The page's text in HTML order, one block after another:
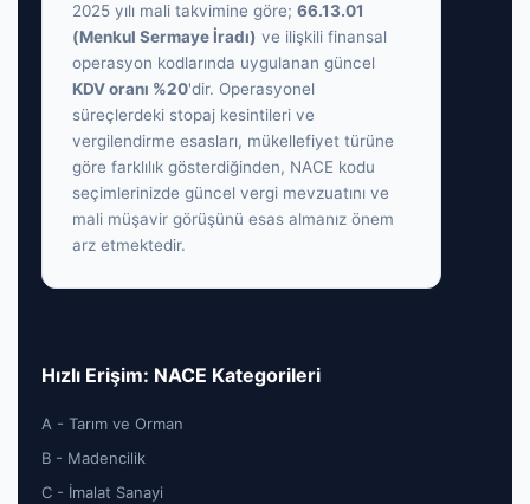
2025 yılı mali takvimine göre; 66.13.01
(Menkul Sermaye İradı) ve ilişkili finansal
operasyon kodlarında uygulanan güncel
KDV oranı %20'dir. Operasyonel
süreçlerdeki stopaj kesintileri ve
vergilendirme esasları, mükellefiyet türüne
göre farklılık gösterdiğinden, NACE kodu
seçimlerinizde güncel vergi mevzuatını ve
mali müşavir görüşünü esas almanız önem
arz etmektedir.
Hızlı Erişim: NACE Kategorileri
A - Tarım ve Orman
B - Madencilik
C - İmalat Sanayi